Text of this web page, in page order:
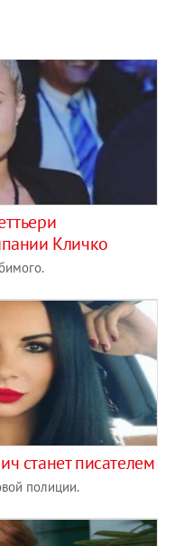
Кличко
станет писателем
полиции.